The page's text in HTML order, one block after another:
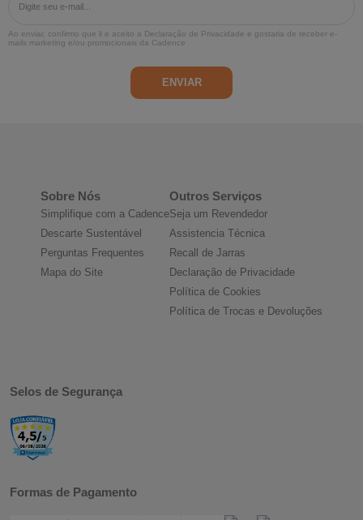
Ao enviar, confirmo que li e aceito a Declaração de Privacidade e gostaria de receber e-
mails marketing e/ou promocionais da Cadence
Sobre Nós
Simplifique com a Cadence
Descarte Sustentável
Perguntas Frequentes
Mapa do Site
Outros Serviços
Seja um Revendedor
Assistencia Técnica
Recall de Jarras
Declaração de Privacidade
Política de Cookies
Política de Trocas e Devoluções
Selos de Segurança
Formas de Pagamento